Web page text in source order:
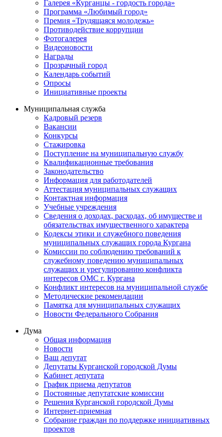
Галерея «Курганцы - гордость города»
Программа «Любимый город»
Премия «Трудящаяся молодежь»
Противодействие коррупции
Фотогалерея
Видеоновости
Награды
Прозрачный город
Календарь событий
Опросы
Инициативные проекты
Муниципальная служба
Кадровый резерв
Вакансии
Конкурсы
Стажировка
Поступление на муниципальную службу
Квалификационные требования
Законодательство
Информация для работодателей
Аттестация муниципальных служащих
Контактная информация
Учебные учреждения
Сведения о доходах, расходах, об имуществе и
обязательствах имущественного характера
Кодексы этики и служебного поведения
муниципальных служащих города Кургана
Комиссии по соблюдению требований к
служебному поведению муниципальных
служащих и урегулированию конфликта
интересов ОМС г. Кургана
Конфликт интересов на муниципальной службе
Методические рекомендации
Памятка для муниципальных служащих
Новости Федерального Cобрания
Дума
Общая информация
Новости
Ваш депутат
Депутаты Курганской городской Думы
Кабинет депутата
График приема депутатов
Постоянные депутатские комиссии
Решения Курганской городской Думы
Интернет-приемная
Собрание граждан по поддержке инициативных
проектов